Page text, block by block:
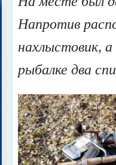
Напротив
нахлыстовик, а
рыбалке два